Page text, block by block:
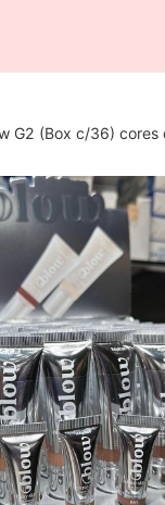
G2 (Box c/36) cores